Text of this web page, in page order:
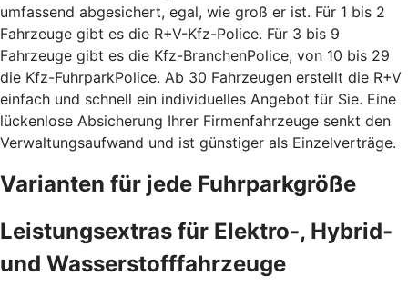
umfassend abgesichert, egal, wie groß er ist. Für 1 bis 2
Fahrzeuge gibt es die R+V-Kfz-Police. Für 3 bis 9
Fahrzeuge gibt es die Kfz-BranchenPolice, von 10 bis 29
die Kfz-FuhrparkPolice. Ab 30 Fahrzeugen erstellt die R+V
einfach und schnell ein individuelles Angebot für Sie. Eine
lückenlose Absicherung Ihrer Firmenfahrzeuge senkt den
Verwaltungsaufwand und ist günstiger als Einzelverträge.
Varianten für jede Fuhrparkgröße
Leistungsextras für Elektro-, Hybrid-
und Wasserstofffahrzeuge